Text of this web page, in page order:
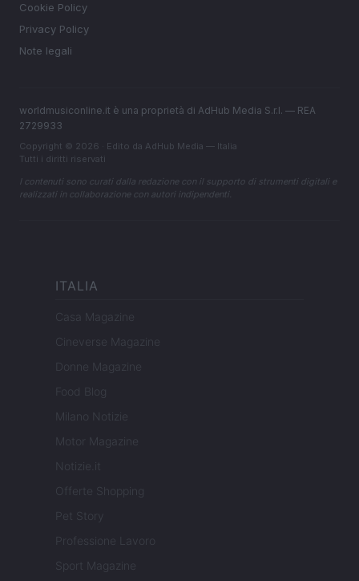
Cookie Policy
Privacy Policy
Note legali
worldmusiconline.it è una proprietà di AdHub Media S.r.l. — REA
2729933
Copyright © 2026 · Edito da AdHub Media — Italia
Tutti i diritti riservati
I contenuti sono curati dalla redazione con il supporto di strumenti digitali e
realizzati in collaborazione con autori indipendenti.
ITALIA
Casa Magazine
Cineverse Magazine
Donne Magazine
Food Blog
Milano Notizie
Motor Magazine
Notizie.it
Offerte Shopping
Pet Story
Professione Lavoro
Sport Magazine